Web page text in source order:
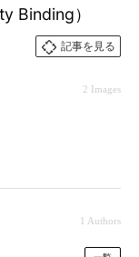
Binding）
記事を見る
2 Images
1 Authors